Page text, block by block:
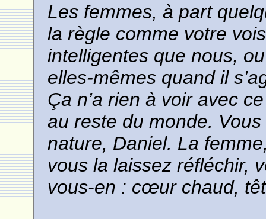
Les femmes, à part
la règle comme votre
intelligentes que nous,
elles-mêmes quand il
Ça n’a rien à voir avec
au reste du monde.
nature, Daniel. La
vous la laissez réfléchir,
vous-en : cœur chaud,